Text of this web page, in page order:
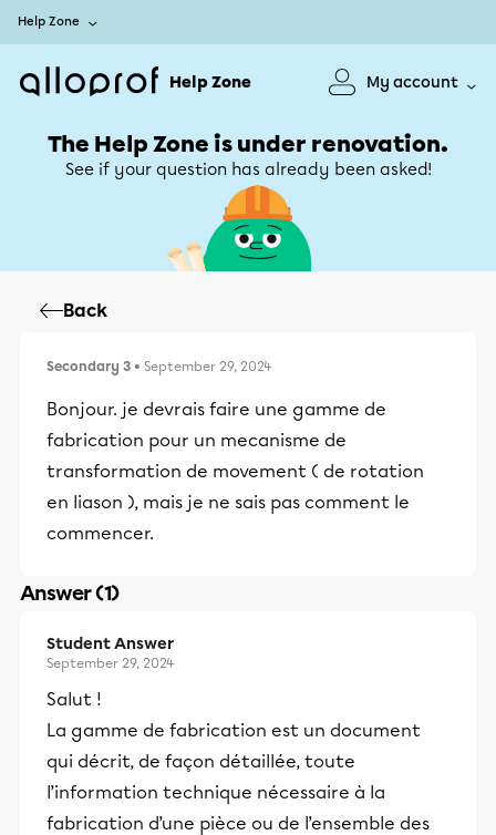
Help Zone
Help Zone My account
The Help Zone is under renovation.
See if your question has already been asked!
Back
Secondary 3 • September 29, 2024
Bonjour. je devrais faire une gamme de
fabrication pour un mecanisme de
transformation de movement ( de rotation
en liason ), mais je ne sais pas comment le
commencer.
Answer (1)
Student Answer
September 29, 2024
Salut !
La gamme de fabrication est un document
qui décrit, de façon détaillée, toute
l’information technique nécessaire à la
fabrication d’une pièce ou de l’ensemble des